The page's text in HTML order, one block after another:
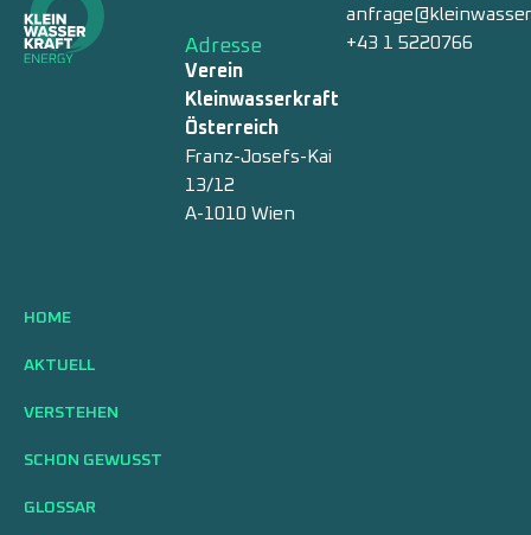
Adresse
Verein
Kleinwasserkraft
Österreich
Franz-Josefs-Kai
13/12
A-1010 Wien
+43 1 5220766
HOME
AKTUELL
VERSTEHEN
SCHON GEWUSST
GLOSSAR